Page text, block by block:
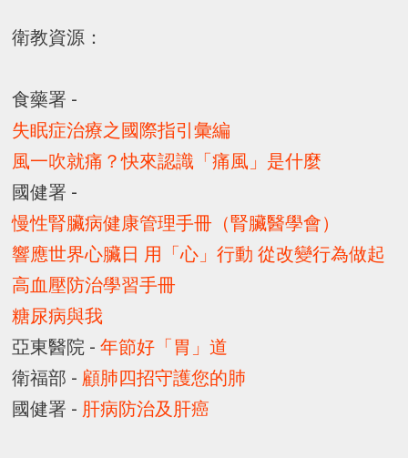
衛教資源：
食藥署 -
失眠症治療之國際指引彙編
風一吹就痛？快來認識「痛風」是什麼
國健署 -
慢性腎臟病健康管理手冊（腎臟醫學會）
響應世界心臟日 用「心」行動 從改變行為做起
高血壓防治學習手冊
糖尿病與我
亞東醫院 -年節好「胃」道
衛福部 - 顧肺四招守護您的肺
國健署 - 肝病防治及肝癌